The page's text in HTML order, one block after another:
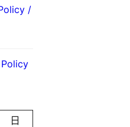
/
日